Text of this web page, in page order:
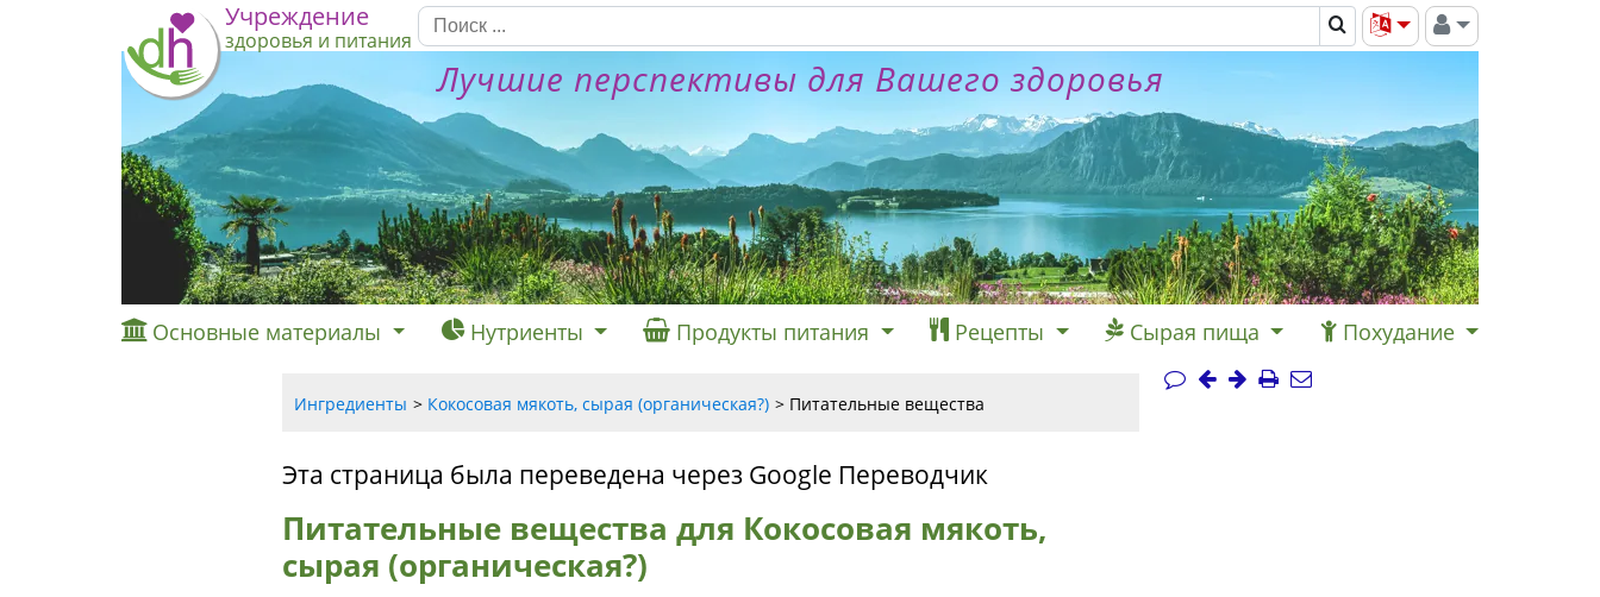
Учреждение
здоровья и питания
Лучшие перспективы для Вашего здоровья
Основные материалы Нутриенты Продукты питания Рецепты Сырая пища Похудание
Ингредиенты Кокосовая мякоть, сырая (органическая?) Питательные вещества
Эта страница была переведена через Google Переводчик
Питательные вещества для Кокосовая мякоть,
сырая (органическая?)